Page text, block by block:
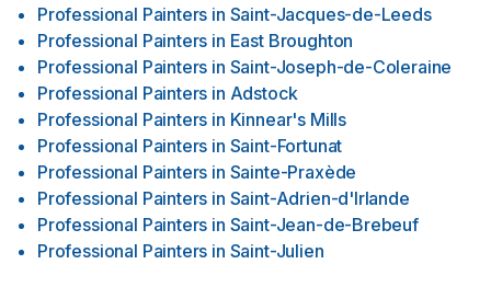
Professional Painters in Saint-Jacques-de-Leeds
Professional Painters in East Broughton
Professional Painters in Saint-Joseph-de-Coleraine
Professional Painters in Adstock
Professional Painters in Kinnear's Mills
Professional Painters in Saint-Fortunat
Professional Painters in Sainte-Praxède
Professional Painters in Saint-Adrien-d'Irlande
Professional Painters in Saint-Jean-de-Brebeuf
Professional Painters in Saint-Julien